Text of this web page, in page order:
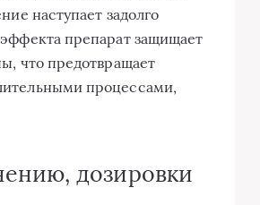
наступает задолго
препарат защищает
что предотвращает
процессами,
дозировки